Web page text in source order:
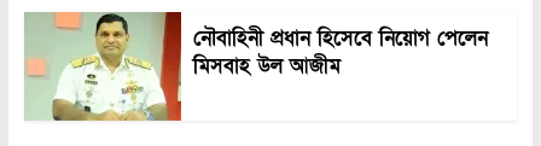
নৌবাহিনী প্রধান হিসেবে নিয়োগ পেলেন
মিসবাহ উল আজীম